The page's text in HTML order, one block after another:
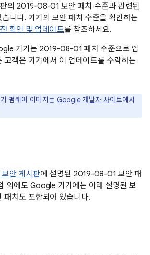
의 2019-08-01 보안 패치 수준과 관련된
니다. 기기의 보안 패치 수준을 확인하는
확인 및 업데이트를 참조하세요.
기기는 2019-08-01 패치 수준으로 업
고객은 기기에서 이 업데이트를 수락하는
펌웨어 이미지는 Google 개발자 사이트에서
안 게시판에 설명된 2019-08-01 보안 패
외에도 Google 기기에는 아래 설명된 보
패치도 포함되어 있습니다.